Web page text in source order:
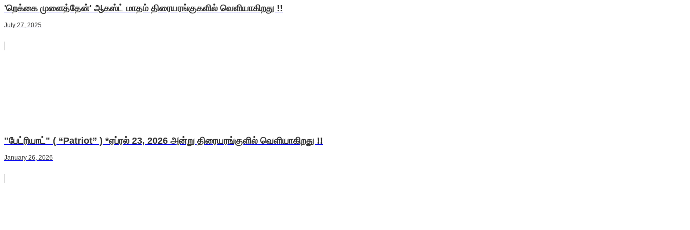
'றெக்கை முளைத்தேன்' ஆகஸ்ட் மாதம் திரையரங்குகளில் வெளியாகிறது !!
July 27, 2025
"பேட்ரியாட்" ( “Patriot” ) *ஏப்ரல் 23, 2026 அன்று திரையரங்குளில் வெளியாகிறது !!
January 26, 2026